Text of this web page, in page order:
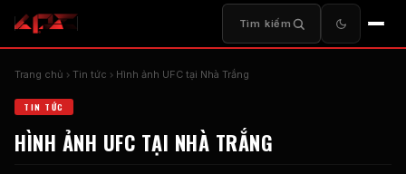
Tìm kiếm
Trang chủ Tin tức Hình ảnh UFC tại Nhà Trắng
TIN TỨC
HÌNH ẢNH UFC TẠI NHÀ TRẮNG